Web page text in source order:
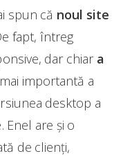
spun că noul site
fapt, întreg
dar chiar a
importantă a
desktop a
Enel are și o
de clienți,